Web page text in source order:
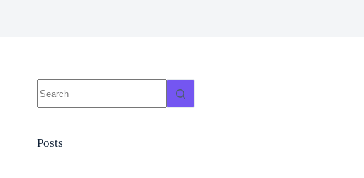
results
Posts